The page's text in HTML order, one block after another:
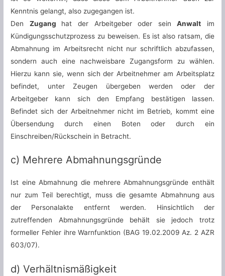
Kenntnis gelangt, also zugegangen ist.
Den Zugang hat der Arbeitgeber oder seinAnwalt im
Kündigungsschutzprozess zu beweisen. Es ist also ratsam, die
Abmahnung im Arbeitsrecht nicht nur schriftlich abzufassen,
sondern auch eine nachweisbare Zugangsform zu wählen.
Hierzu kann sie, wenn sich der Arbeitnehmer am Arbeitsplatz
befindet, unter Zeugen übergeben werden oder der
Arbeitgeber kann sich den Empfang bestätigen lassen.
Befindet sich der Arbeitnehmer nicht im Betrieb, kommt eine
Übersendung durch einen Boten oder durch ein
Einschreiben/Rückschein in Betracht.
c) Mehrere Abmahnungsgründe
Ist eine Abmahnung die mehrere Abmahnungsgründe enthält
nur zum Teil berechtigt, muss die gesamte Abmahnung aus
der Personalakte entfernt werden. Hinsichtlich der
zutreffenden Abmahnungsgründe behält sie jedoch trotz
formeller Fehler ihre Warnfunktion (BAG 19.02.2009 Az. 2 AZR
603/07).
d) Verhältnismäßigkeit